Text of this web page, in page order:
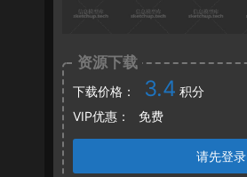
资源下载
下载价格： 3.4 积分
VIP优惠：
免费
请先登录